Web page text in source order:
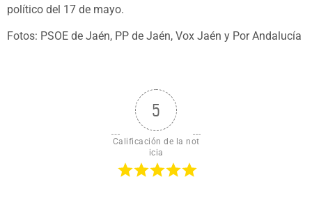
político del 17 de mayo.
Fotos: PSOE de Jaén, PP de Jaén, Vox Jaén y Por Andalucía
5
Calificación de la not
icia